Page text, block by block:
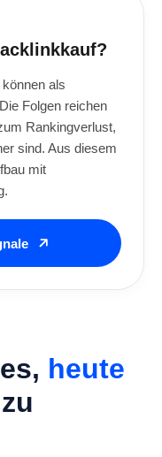
als
Folgen reichen
Rankingverlust,
sind. Aus diesem
mit
heute
zu